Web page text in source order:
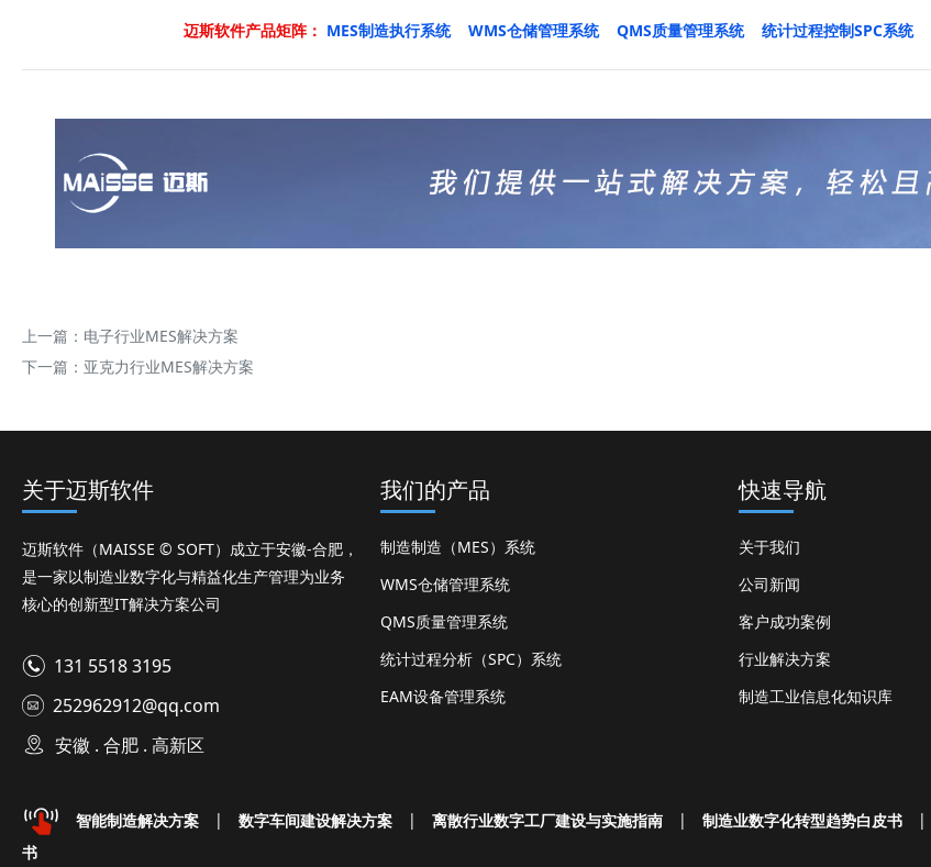
迈斯软件产品矩阵： MES制造执行系统 WMS仓储管理系统 QMS质量管理系统 统计过程控制SPC系统
上一篇： 电子行业MES解决方案
下一篇： 亚克力行业MES解决方案
关于迈斯软件
迈斯软件（MAISSE © SOFT）成立于安徽-合肥，
是一家以制造业数字化与精益化生产管理为业务
核心的创新型IT解决方案公司
131 5518 3195
252962912@qq.com
安徽 . 合肥 . 高新区
我们的产品
制造制造（MES）系统
WMS仓储管理系统
QMS质量管理系统
统计过程分析（SPC）系统
EAM设备管理系统
快速导航
关于我们
公司新闻
客户成功案例
行业解决方案
制造工业信息化知识库
智能制造解决方案 | 数字车间建设解决方案 | 离散行业数字工厂建设与实施指南 | 制造业数字化转型趋势白皮书 |
书